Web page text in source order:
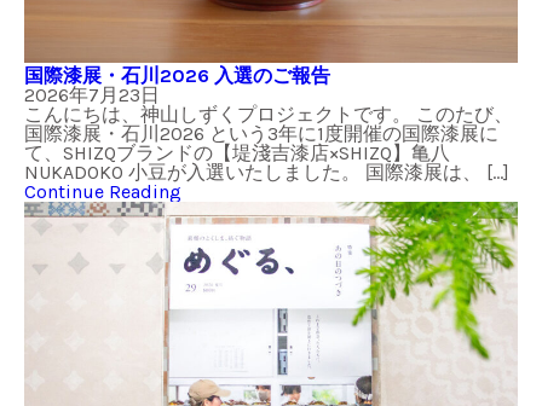
国際漆展・石川2026 入選のご報告
2026年7月23日
こんにちは、神山しずくプロジェクトです。 このたび、
国際漆展・石川2026 という3年に1度開催の国際漆展に
て、SHIZQブランドの【堤淺吉漆店×SHIZQ】亀八
NUKADOKO 小豆が入選いたしました。 国際漆展は、 […]
Continue Reading